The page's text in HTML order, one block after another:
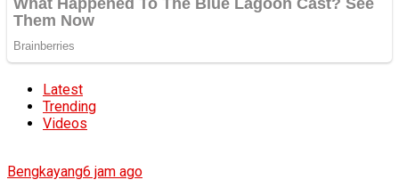
Latest
Trending
Videos
Bengkayang6 jam ago